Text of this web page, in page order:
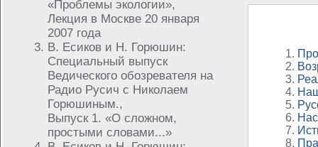
«Проблемы экологии»,
Лекция в Москве 20 января
2007 года
В. Есиков и Н. Горюшин:
Специальный выпуск
Ведического обозревателя на
Радио Русич с Николаем
Горюшиным.,
Выпуск 1. «О сложном,
простыми словами...»